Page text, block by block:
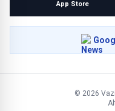
App Store
© 2026